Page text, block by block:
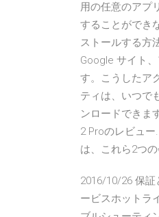
用の任意のアプ
することができ
ストールする方
Google サイト
す。こうしたア
ティは、いつで
ンロードできま
2 Proのレビュ
は、これら2つ
2016/10/26 保証
ービスホットラ